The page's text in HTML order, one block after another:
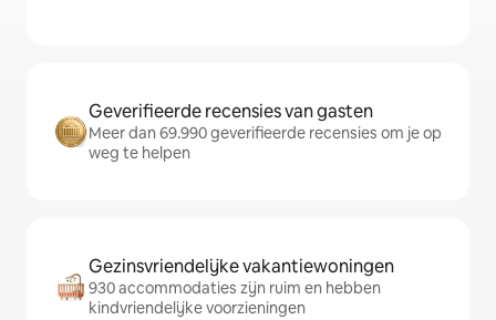
Geverifieerde recensies van gasten
Meer dan 69.990 geverifieerde recensies om je op
weg te helpen
Gezinsvriendelijke vakantiewoningen
930 accommodaties zijn ruim en hebben
kindvriendelijke voorzieningen